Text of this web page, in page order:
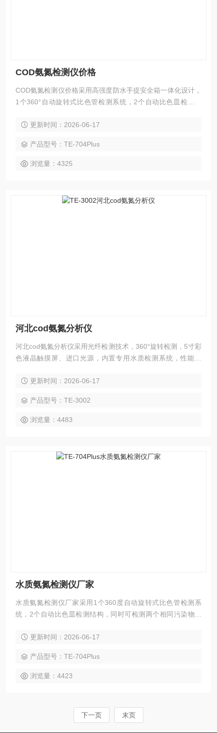
COD氨氮检测仪价格
COD氨氮检测仪价格采用高强度防水手提安全箱一体化设计，
1个360°自动旋转式比色管检测系统，2个自动比色皿检测结
立温控，数字化集成系统，彩色液晶触摸屏，光纤检测技术，
更新时间：2026-06-17
产品型号：TE-704Plus
浏览量：4325
河北cod氨氮分析仪
河北cod氨氮分析仪采用光纤检测技术，360°旋转检测，5寸彩
色液晶触摸屏、进口光源，内置专用水质检测系统，性能稳
更新时间：2026-06-17
产品型号：TE-3002
浏览量：4483
水质氨氮检测仪厂家
水质氨氮检测仪厂家采用1个360度自动旋转式比色管检测系
统，2个自动比色皿检测结构，同时可检测两个相同污染物的
晶触摸屏，光纤检测技术，进口光源，专业水质检测仪系统，
更新时间：2026-06-17
产品型号：TE-704Plus
浏览量：4423
下一页 末页